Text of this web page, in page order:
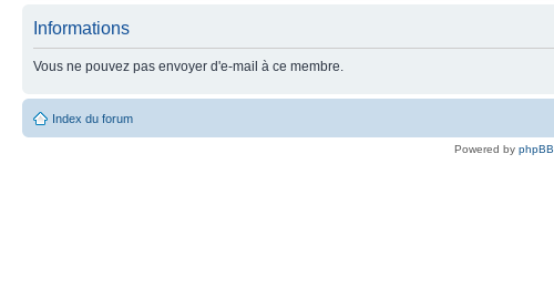
Informations
Vous ne pouvez pas envoyer d'e-mail à ce membre.
Index du forum
Powered by phpBB